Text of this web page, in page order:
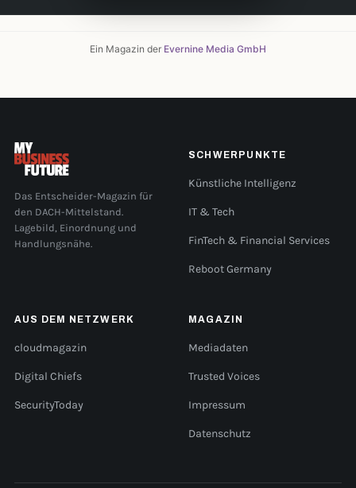
Ein Magazin der Evernine Media GmbH
Das Entscheider-Magazin für
den DACH-Mittelstand.
Lagebild, Einordnung und
Handlungsnähe.
SCHWERPUNKTE
Künstliche Intelligenz
IT & Tech
FinTech & Financial Services
Reboot Germany
AUS DEM NETZWERK
cloudmagazin
Digital Chiefs
SecurityToday
MAGAZIN
Mediadaten
Trusted Voices
Impressum
Datenschutz